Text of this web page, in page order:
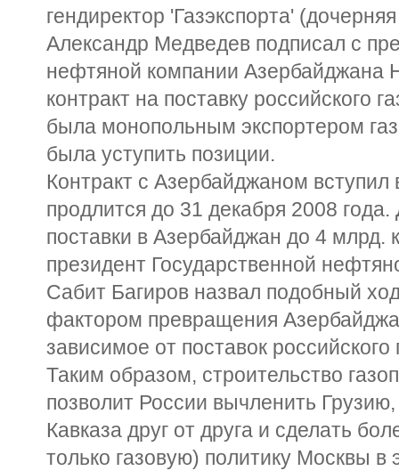
гендиректор 'Газэкспорта'
Александр Медведев подписал с
нефтяной компании Азербайджана
контракт на поставку российского
была монопольным экспортером
была уступить позиции.
Контракт с Азербайджаном вступил
продлится до 31 декабря 2008
поставки в Азербайджан до 4 млрд.
президент Государственной
Сабит Багиров назвал подобный
фактором превращения
зависимое от поставок российского
Таким образом, строительство
позволит России вычленить
Кавказа друг от друга и сделать
только газовую) политику Москвы в